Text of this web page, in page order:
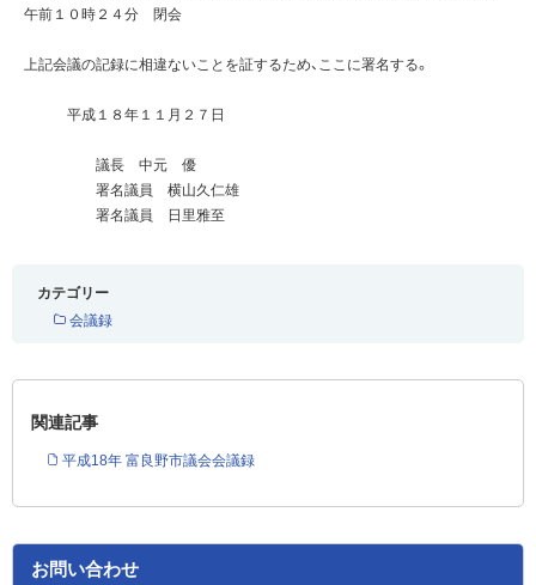
午前１０時２４分 閉会
上記会議の記録に相違ないことを証するため、ここに署名する。
平成１８年１１月２７日
議長 中元 優
署名議員 横山久仁雄
署名議員 日里雅至
カテゴリー
会議録
関連記事
平成18年 富良野市議会会議録
お問い合わせ